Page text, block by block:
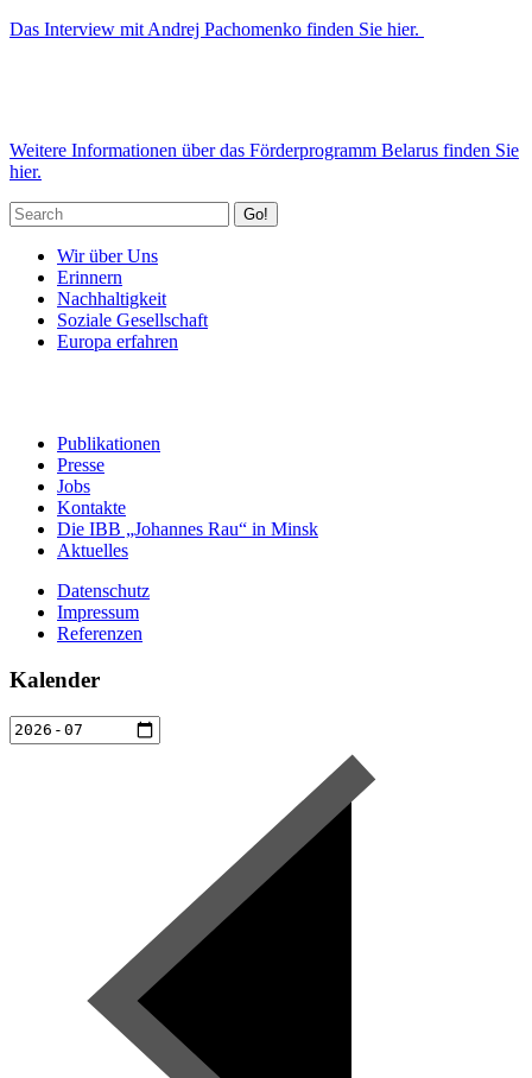
Das Interview mit Andrej Pachomenko finden Sie hier.
Weitere Informationen über das Förderprogramm Belarus finden Sie
hier.
Go!
Wir über Uns
Erinnern
Nachhaltigkeit
Soziale Gesellschaft
Europa erfahren
Publikationen
Presse
Jobs
Kontakte
Die IBB „Johannes Rau“ in Minsk
Aktuelles
Datenschutz
Impressum
Referenzen
Kalender